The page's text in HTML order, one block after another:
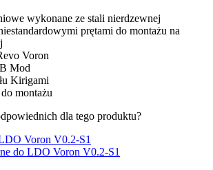
wykonane ze stali nierdzewnej
prętami do montażu na
Voron
Mod
Kirigami
montażu
dla tego produktu?
Voron V0.2-S1
do LDO Voron V0.2-S1